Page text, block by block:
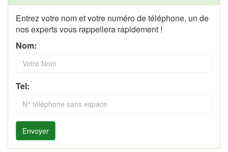
Entrez votre nom et votre numéro de téléphone, un de
nos experts vous rappellera rapidement !
Nom:
Tel:
Envoyer